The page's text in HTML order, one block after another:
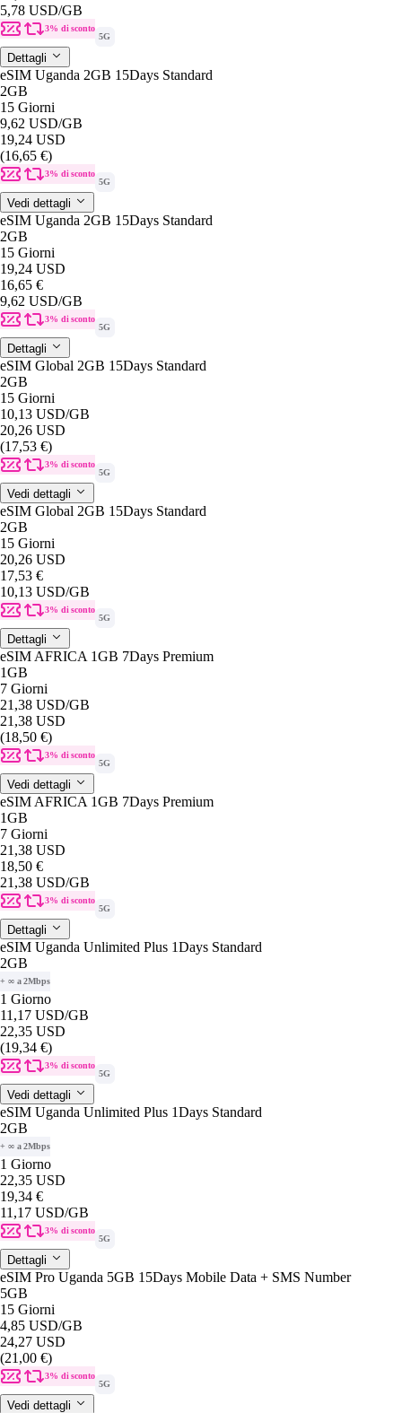
5,78 USD/GB
3% di sconto
5G
Dettagli
eSIM Uganda 2GB 15Days Standard
2GB
15 Giorni
9,62 USD/GB
19,24 USD
(16,65 €)
3% di sconto
5G
Vedi dettagli
eSIM Uganda 2GB 15Days Standard
2GB
15 Giorni
19,24 USD
16,65 €
9,62 USD/GB
3% di sconto
5G
Dettagli
eSIM Global 2GB 15Days Standard
2GB
15 Giorni
10,13 USD/GB
20,26 USD
(17,53 €)
3% di sconto
5G
Vedi dettagli
eSIM Global 2GB 15Days Standard
2GB
15 Giorni
20,26 USD
17,53 €
10,13 USD/GB
3% di sconto
5G
Dettagli
eSIM AFRICA 1GB 7Days Premium
1GB
7 Giorni
21,38 USD/GB
21,38 USD
(18,50 €)
3% di sconto
5G
Vedi dettagli
eSIM AFRICA 1GB 7Days Premium
1GB
7 Giorni
21,38 USD
18,50 €
21,38 USD/GB
3% di sconto
5G
Dettagli
eSIM Uganda Unlimited Plus 1Days Standard
2GB
+ ∞ a 2Mbps
1 Giorno
11,17 USD/GB
22,35 USD
(19,34 €)
3% di sconto
5G
Vedi dettagli
eSIM Uganda Unlimited Plus 1Days Standard
2GB
+ ∞ a 2Mbps
1 Giorno
22,35 USD
19,34 €
11,17 USD/GB
3% di sconto
5G
Dettagli
eSIM Pro Uganda 5GB 15Days Mobile Data + SMS Number
5GB
15 Giorni
4,85 USD/GB
24,27 USD
(21,00 €)
3% di sconto
5G
Vedi dettagli